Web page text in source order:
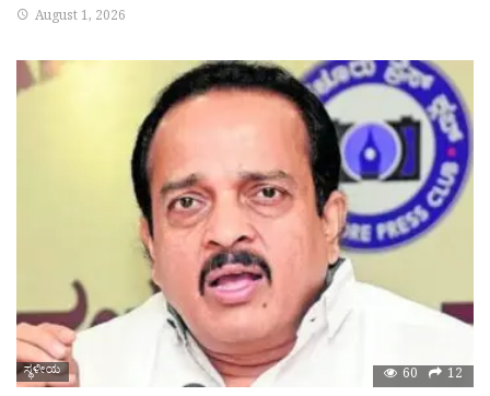
August 1, 2026
ಸ್ಥಳೀಯ 60 12